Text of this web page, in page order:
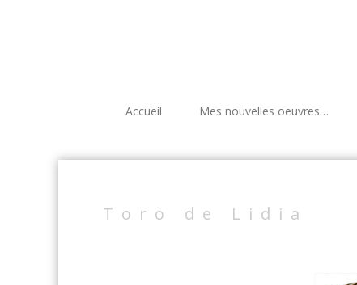
Accueil Mes nouvelles oeuvres…
Toro de Lidia